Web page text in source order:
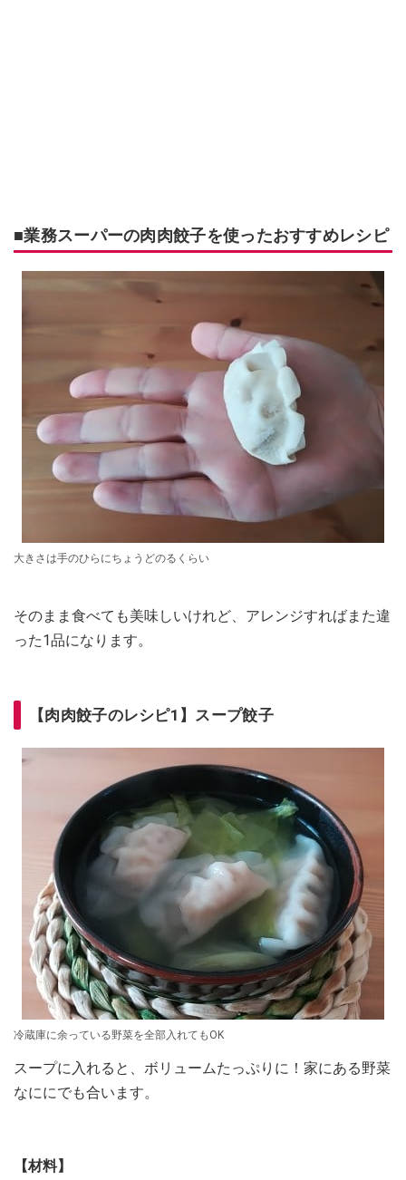
■業務スーパーの肉肉餃子を使ったおすすめレシピ
大きさは手のひらにちょうどのるくらい
そのまま食べても美味しいけれど、アレンジすればまた違
った1品になります。
【肉肉餃子のレシピ1】スープ餃子
冷蔵庫に余っている野菜を全部入れてもOK
スープに入れると、ボリュームたっぷりに！家にある野菜
なににでも合います。
【材料】